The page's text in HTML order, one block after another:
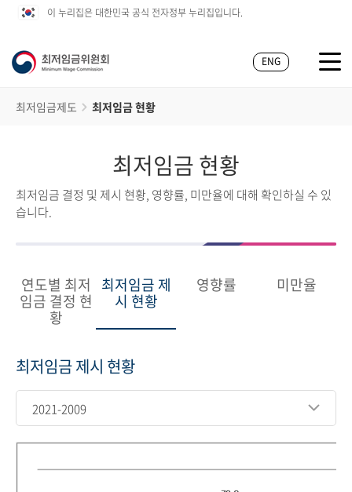
이 누리집은 대한민국 공식 전자정부 누리집입니다.
ENG
최저임금제도 최저임금 현황
최저임금 현황
최저임금 결정 및 제시 현황, 영향률, 미만율에 대해 확인하실 수 있
습니다.
연도별 최저
임금 결정 현
황
최저임금 제
시 현황
영향률 미만율
최저임금 제시 현황
2021-2009